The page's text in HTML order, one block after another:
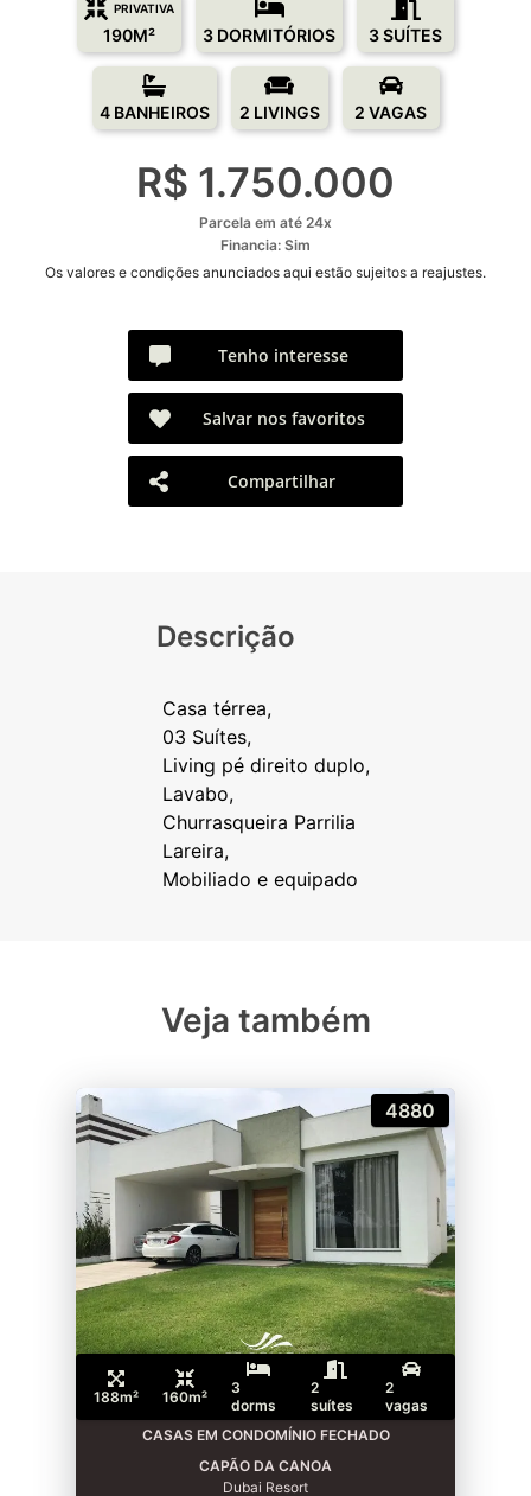
PRIVATIVA
190M² 3 DORMITÓRIOS 3 SUÍTES
4 BANHEIROS 2 LIVINGS 2 VAGAS
R$ 1.750.000
Parcela em até 24x
Financia: Sim
Os valores e condições anunciados aqui estão sujeitos a reajustes.
Tenho interesse
Salvar nos favoritos
Compartilhar
Descrição
Casa térrea,
03 Suítes,
Living pé direito duplo,
Lavabo,
Churrasqueira Parrilia
Lareira,
Veja também
4880
188m² 160m²
3
dorms
2
suítes
2
vagas
CASAS EM CONDOMÍNIO FECHADO
CAPÃO DA CANOA
Dubai Resort